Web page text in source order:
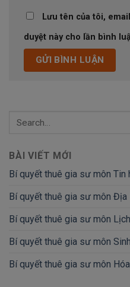
Lưu tên của tôi,
duyệt này cho lần bình
BÀI VIẾT MỚI
Bí quyết thuê gia sư môn Tin
Bí quyết thuê gia sư môn Địa
Bí quyết thuê gia sư môn
Bí quyết thuê gia sư môn
Bí quyết thuê gia sư môn